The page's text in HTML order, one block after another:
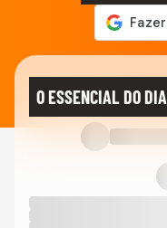
O ESSENCIAL DO DIA